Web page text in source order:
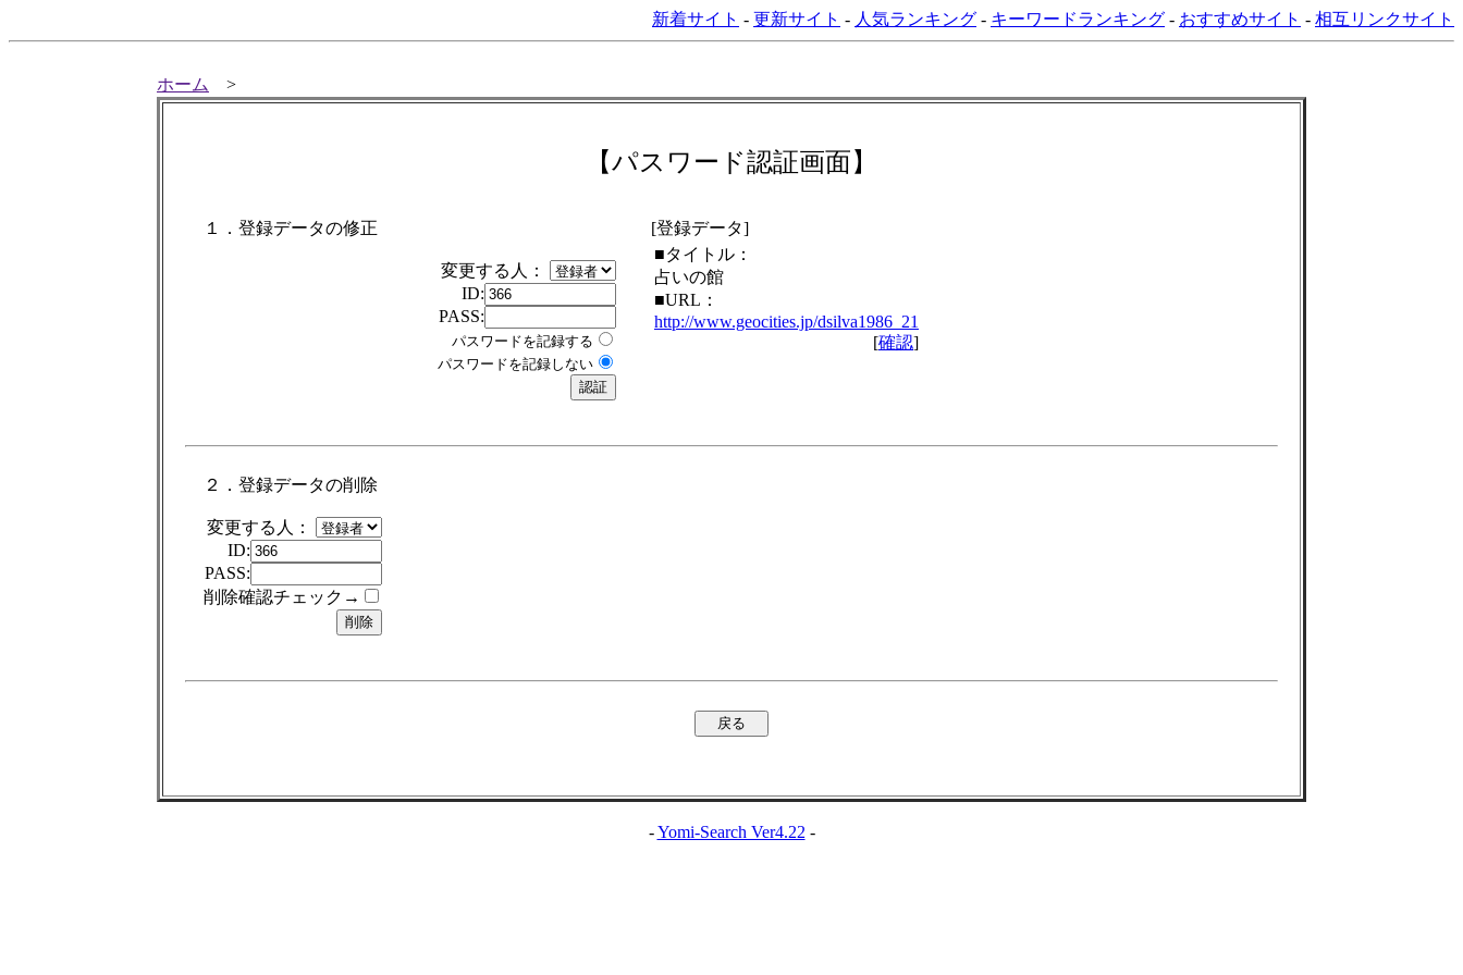
新着サイト - 更新サイト - 人気ランキング - キーワードランキング - おすすめサイト - 相互リンクサイト
ホーム >
【パスワード認証画面】
１．登録データの修正
変更する人：
ID:
PASS:
パスワードを記録する
パスワードを記録しない
[登録データ]
■タイトル：
占いの館
■URL：
http://www.geocities.jp/dsilva1986_21
[確認]
２．登録データの削除
変更する人：
ID:
PASS:
削除確認チェック→
-Yomi-Search Ver4.22 -